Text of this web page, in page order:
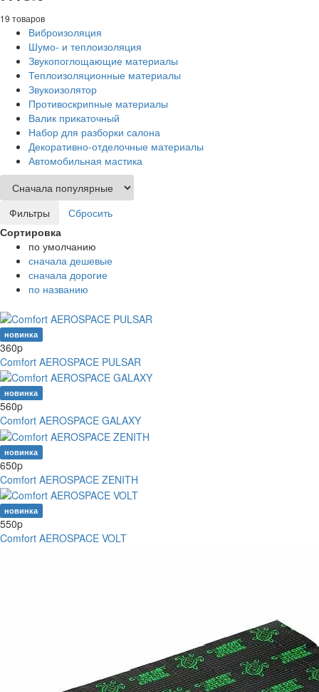
19 товаров
Виброизоляция
Шумо- и теплоизоляция
Звукопоглощающие материалы
Теплоизоляционные материалы
Звукоизолятор
Противоскрипные материалы
Валик прикаточный
Набор для разборки салона
Декоративно-отделочные материалы
Автомобильная мастика
Фильтры
Сбросить
Сортировка
по умолчанию
сначала дешевые
сначала дорогие
по названию
новинка
360p
Comfort AEROSPACE PULSAR
новинка
560p
Comfort AEROSPACE GALAXY
новинка
650p
Comfort AEROSPACE ZENITH
новинка
550p
Comfort AEROSPACE VOLT